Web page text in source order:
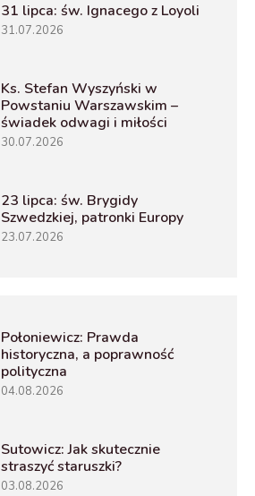
31 lipca: św. Ignacego z Loyoli
31.07.2026
Ks. Stefan Wyszyński w
Powstaniu Warszawskim –
świadek odwagi i miłości
30.07.2026
23 lipca: św. Brygidy
Szwedzkiej, patronki Europy
23.07.2026
Połoniewicz: Prawda
historyczna, a poprawność
polityczna
04.08.2026
Sutowicz: Jak skutecznie
straszyć staruszki?
03.08.2026